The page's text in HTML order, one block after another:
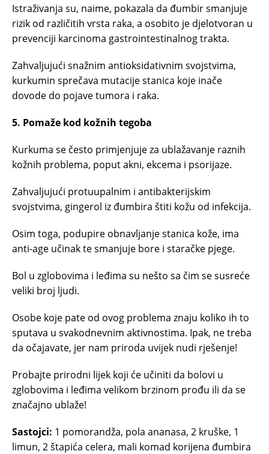
Istraživanja su, naime, pokazala da đumbir smanjuje
rizik od različitih vrsta raka, a osobito je djelotvoran u
prevenciji karcinoma gastrointestinalnog trakta.
Zahvaljujući snažnim antioksidativnim svojstvima,
kurkumin sprečava mutacije stanica koje inače
dovode do pojave tumora i raka.
5. Pomaže kod kožnih tegoba
Kurkuma se često primjenjuje za ublažavanje raznih
kožnih problema, poput akni, ekcema i psorijaze.
Zahvaljujući protuupalnim i antibakterijskim
svojstvima, gingerol iz đumbira štiti kožu od infekcija.
Osim toga, podupire obnavljanje stanica kože, ima
anti-age učinak te smanjuje bore i staračke pjege.
Bol u zglobovima i leđima su nešto sa čim se susreće
veliki broj ljudi.
Osobe koje pate od ovog problema znaju koliko ih to
sputava u svakodnevnim aktivnostima. Ipak, ne treba
da očajavate, jer nam priroda uvijek nudi rješenje!
Probajte prirodni lijek koji će učiniti da bolovi u
zglobovima i leđima velikom brzinom prođu ili da se
značajno ublaže!
Sastojci: 1 pomorandža, pola ananasa, 2 kruške, 1
limun, 2 štapića celera, mali komad korijena đumbira